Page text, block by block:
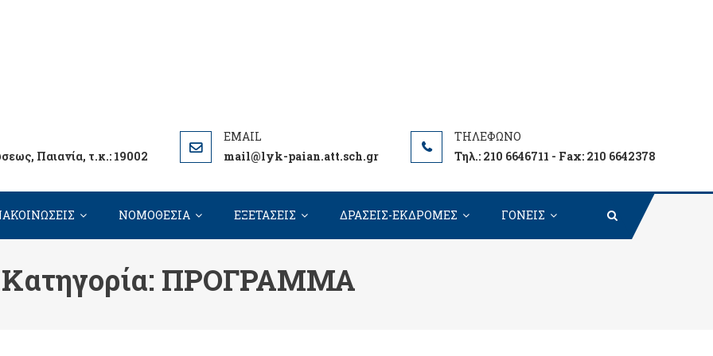
Παιανία, τ.κ.: 19002 mail@lyk-paian.att.sch.gr Τηλ.: 210 6646711 - Fax: 210 6642378
ΝΟΜΟΘΕΣΙΑ ΕΞΕΤΑΣΕΙΣ ΔΡΑΣΕΙΣ-ΕΚΔΡΟΜΕΣ ΓΟΝΕΙΣ
Κατηγορία: ΠΡΟΓΡΑΜΜΑ